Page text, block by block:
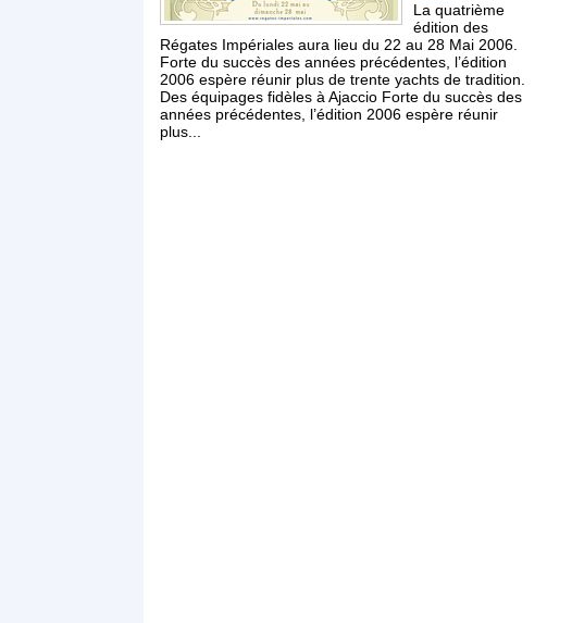
La quatrième
édition des
Régates Impériales aura lieu du 22 au 28 Mai 2006.
Forte du succès des années précédentes, l’édition
2006 espère réunir plus de trente yachts de tradition.
Des équipages fidèles à Ajaccio Forte du succès des
années précédentes, l’édition 2006 espère réunir
plus...